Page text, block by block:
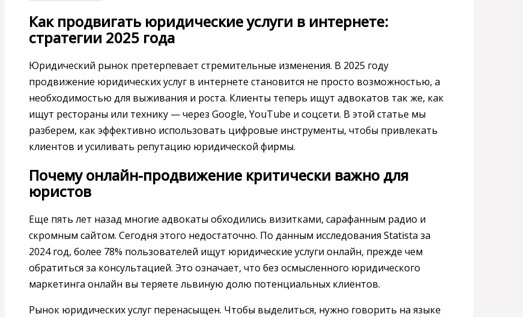
Как продвигать юридические услуги в интернете:
стратегии 2025 года
Юридический рынок претерпевает стремительные изменения. В 2025 году
продвижение юридических услуг в интернете становится не просто возможностью, а
необходимостью для выживания и роста. Клиенты теперь ищут адвокатов так же, как
ищут рестораны или технику — через Google, YouTube и соцсети. В этой статье мы
разберем, как эффективно использовать цифровые инструменты, чтобы привлекать
клиентов и усиливать репутацию юридической фирмы.
Почему онлайн-продвижение критически важно для
юристов
Еще пять лет назад многие адвокаты обходились визитками, сарафанным радио и
скромным сайтом. Сегодня этого недостаточно. По данным исследования Statista за
2024 год, более 78% пользователей ищут юридические услуги онлайн, прежде чем
обратиться за консультацией. Это означает, что без осмысленного юридического
маркетинга онлайн вы теряете львиную долю потенциальных клиентов.
Рынок юридических услуг перенасыщен. Чтобы выделиться, нужно говорить на языке